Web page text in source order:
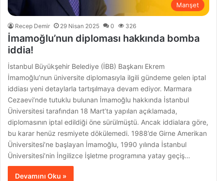
Manşet
Recep Demir 29 Nisan 2025 0 326
İmamoğlu’nun diploması hakkında bomba
iddia!
İstanbul Büyükşehir Belediye (İBB) Başkanı Ekrem
İmamoğlu’nun üniversite diplomasıyla ilgili gündeme gelen iptal
iddiası yeni detaylarla tartışılmaya devam ediyor. Marmara
Cezaevi’nde tutuklu bulunan İmamoğlu hakkında İstanbul
Üniversitesi tarafından 18 Mart’ta yapılan açıklamada,
diplomasının iptal edildiği öne sürülmüştü. Ancak iddialara göre,
bu karar henüz resmiyete dökülemedi. 1988’de Girne Amerikan
Üniversitesi’ne başlayan İmamoğlu, 1990 yılında İstanbul
Üniversitesi’nin İngilizce İşletme programına yatay geçiş…
Devamını Oku »